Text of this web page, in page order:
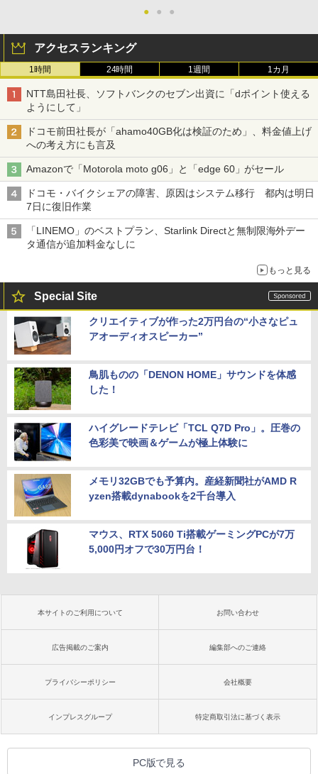
● ● ●
アクセスランキング
1時間 24時間 1週間 1カ月
NTT島田社長、ソフトバンクのセブン出資に「dポイント使える
ようにして」
ドコモ前田社長が「ahamo40GB化は検証のため」、料金値上げ
への考え方にも言及
Amazonで「Motorola moto g06」と「edge 60」がセール
ドコモ・バイクシェアの障害、原因はシステム移行 都内は明日
7日に復旧作業
「LINEMO」のベストプラン、Starlink Directと無制限海外デー
タ通信が追加料金なしに
もっと見る
Special Site
クリエイティブが作った2万円台の“小さなピュ
アオーディオスピーカー”
鳥肌ものの「DENON HOME」サウンドを体感
した！
ハイグレードテレビ「TCL Q7D Pro」。圧巻の
色彩美で映画＆ゲームが極上体験に
メモリ32GBでも予算内。産経新聞社がAMD R
yzen搭載dynabookを2千台導入
マウス、RTX 5060 Ti搭載ゲーミングPCが7万
5,000円オフで30万円台！
本サイトのご利用について お問い合わせ
広告掲載のご案内 編集部へのご連絡
プライバシーポリシー 会社概要
インプレスグループ 特定商取引法に基づく表示
PC版で見る